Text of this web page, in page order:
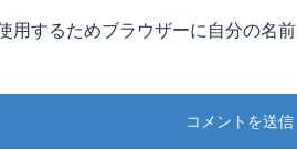
用するためブラウザーに自分の名